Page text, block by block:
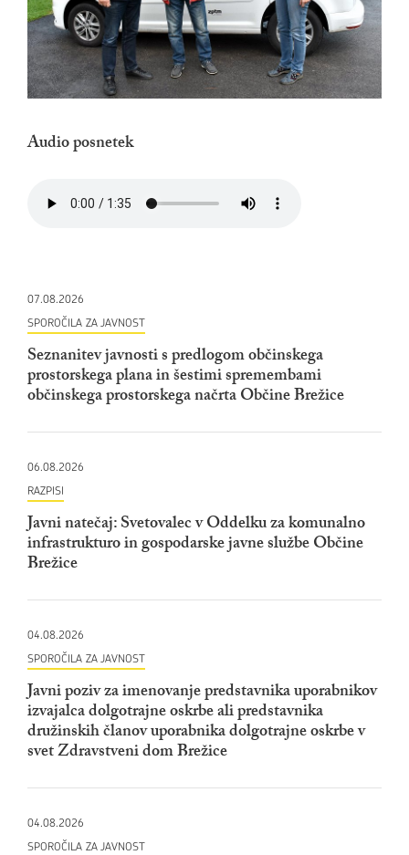
Audio posnetek
07.08.2026
SPOROČILA ZA JAVNOST
Seznanitev javnosti s predlogom občinskega
prostorskega plana in šestimi spremembami
občinskega prostorskega načrta Občine Brežice
06.08.2026
RAZPISI
Javni natečaj: Svetovalec v Oddelku za komunalno
infrastrukturo in gospodarske javne službe Občine
Brežice
04.08.2026
SPOROČILA ZA JAVNOST
Javni poziv za imenovanje predstavnika uporabnikov
izvajalca dolgotrajne oskrbe ali predstavnika
družinskih članov uporabnika dolgotrajne oskrbe v
svet Zdravstveni dom Brežice
04.08.2026
SPOROČILA ZA JAVNOST